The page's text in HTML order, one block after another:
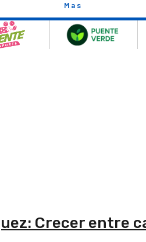
Mas
Crecer